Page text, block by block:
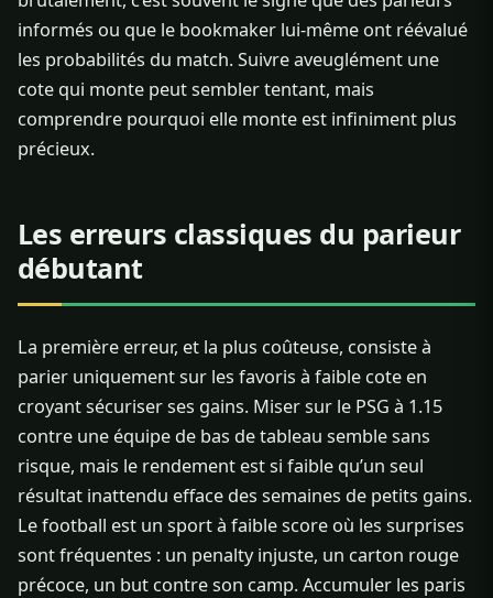
informés ou que le bookmaker lui-même ont réévalué
les probabilités du match. Suivre aveuglément une
cote qui monte peut sembler tentant, mais
comprendre pourquoi elle monte est infiniment plus
précieux.
Les erreurs classiques du parieur
débutant
La première erreur, et la plus coûteuse, consiste à
parier uniquement sur les favoris à faible cote en
croyant sécuriser ses gains. Miser sur le PSG à 1.15
contre une équipe de bas de tableau semble sans
risque, mais le rendement est si faible qu’un seul
résultat inattendu efface des semaines de petits gains.
Le football est un sport à faible score où les surprises
sont fréquentes : un penalty injuste, un carton rouge
précoce, un but contre son camp. Accumuler les paris